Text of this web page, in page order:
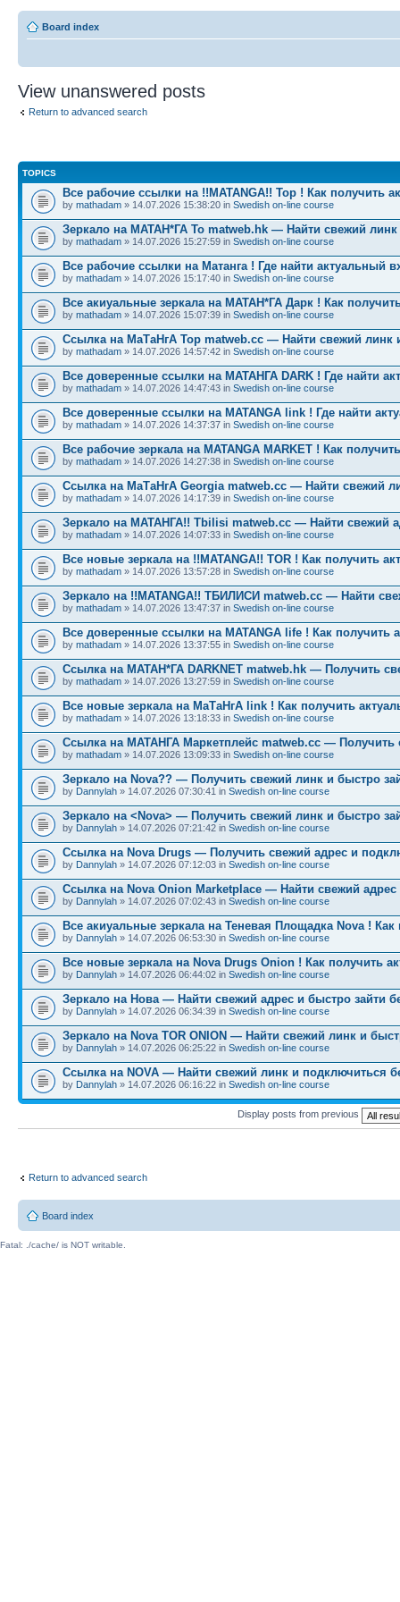
Board index
View unanswered posts
Return to advanced search
TOPICS
Все рабочие ссылки на !!MATANGA!! Тор ! Как получить
by mathadam » 14.07.2026 15:38:20 in Swedish on-line course
Зеркало на МАТАН*ГА To matweb.hk — Найти свежий линк
by mathadam » 14.07.2026 15:27:59 in Swedish on-line course
Все рабочие ссылки на Матанга ! Где найти актуальный
by mathadam » 14.07.2026 15:17:40 in Swedish on-line course
Все акиуальные зеркала на МАТАН*ГА Дарк ! Как
by mathadam » 14.07.2026 15:07:39 in Swedish on-line course
Ссылка на МаТаНгА Тор matweb.cc — Найти свежий линк
by mathadam » 14.07.2026 14:57:42 in Swedish on-line course
Все доверенные ссылки на МАТАНГА DARK ! Где найти
by mathadam » 14.07.2026 14:47:43 in Swedish on-line course
Все доверенные ссылки на MATANGA link ! Где найти
by mathadam » 14.07.2026 14:37:37 in Swedish on-line course
Все рабочие зеркала на MATANGA MARKET ! Как
by mathadam » 14.07.2026 14:27:38 in Swedish on-line course
Ссылка на МаТаНгА Georgia matweb.cc — Найти свежий
by mathadam » 14.07.2026 14:17:39 in Swedish on-line course
Зеркало на МАТАНГА!! Tbilisi matweb.cc — Найти свежий
by mathadam » 14.07.2026 14:07:33 in Swedish on-line course
Все новые зеркала на !!MATANGA!! TOR ! Как получить
by mathadam » 14.07.2026 13:57:28 in Swedish on-line course
Зеркало на !!MATANGA!! ТБИЛИСИ matweb.cc — Найти
by mathadam » 14.07.2026 13:47:37 in Swedish on-line course
Все доверенные ссылки на MATANGA life ! Как получить
by mathadam » 14.07.2026 13:37:55 in Swedish on-line course
Ссылка на МАТАН*ГА DARKNET matweb.hk — Получить
by mathadam » 14.07.2026 13:27:59 in Swedish on-line course
Все новые зеркала на МаТаНгА link ! Как получить
by mathadam » 14.07.2026 13:18:33 in Swedish on-line course
Ссылка на МАТАНГА Маркетплейс matweb.cc — Получить
by mathadam » 14.07.2026 13:09:33 in Swedish on-line course
Зеркало на Nova?? — Получить свежий линк и быстро
by Dannylah » 14.07.2026 07:30:41 in Swedish on-line course
Зеркало на <Nova> — Получить свежий линк и быстро
by Dannylah » 14.07.2026 07:21:42 in Swedish on-line course
Ссылка на Nova Drugs — Получить свежий адрес и
by Dannylah » 14.07.2026 07:12:03 in Swedish on-line course
Ссылка на Nova Onion Marketplace — Найти свежий
by Dannylah » 14.07.2026 07:02:43 in Swedish on-line course
Все акиуальные зеркала на Теневая Площадка Nova ! Как
by Dannylah » 14.07.2026 06:53:30 in Swedish on-line course
Все новые зеркала на Nova Drugs Onion ! Как получить
by Dannylah » 14.07.2026 06:44:02 in Swedish on-line course
Зеркало на Нова — Найти свежий адрес и быстро зайти
by Dannylah » 14.07.2026 06:34:39 in Swedish on-line course
Зеркало на Nova TOR ONION — Найти свежий линк и
by Dannylah » 14.07.2026 06:25:22 in Swedish on-line course
Ссылка на NOVA — Найти свежий линк и подключиться
by Dannylah » 14.07.2026 06:16:22 in Swedish on-line course
Display posts from previous
Return to advanced search
Board index
Fatal: ./cache/ is NOT writable.